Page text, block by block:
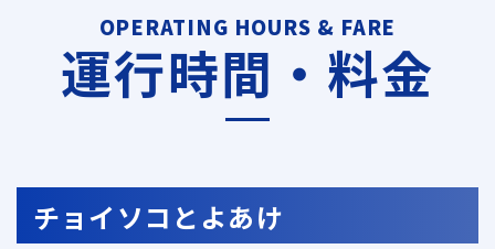
OPERATING HOURS & FARE
運行時間・料金
チョイソコとよあけ